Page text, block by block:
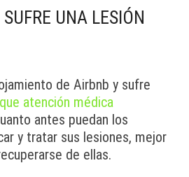
UNA LESIÓN
de Airbnb y sufre
atención médica
antes puedan los
y tratar sus lesiones, mejor
de ellas.